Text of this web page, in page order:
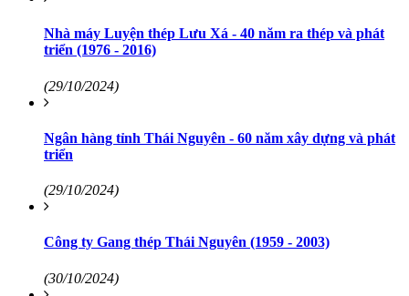
Nhà máy Luyện thép Lưu Xá - 40 năm ra thép và phát
triển (1976 - 2016)
(29/10/2024)
Ngân hàng tỉnh Thái Nguyên - 60 năm xây dựng và phát
triển
(29/10/2024)
Công ty Gang thép Thái Nguyên (1959 - 2003)
(30/10/2024)